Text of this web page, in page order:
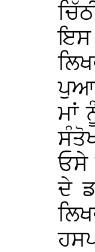
ਇਸ
ਮਾਂ
ਓਸੇ
ਦੇ